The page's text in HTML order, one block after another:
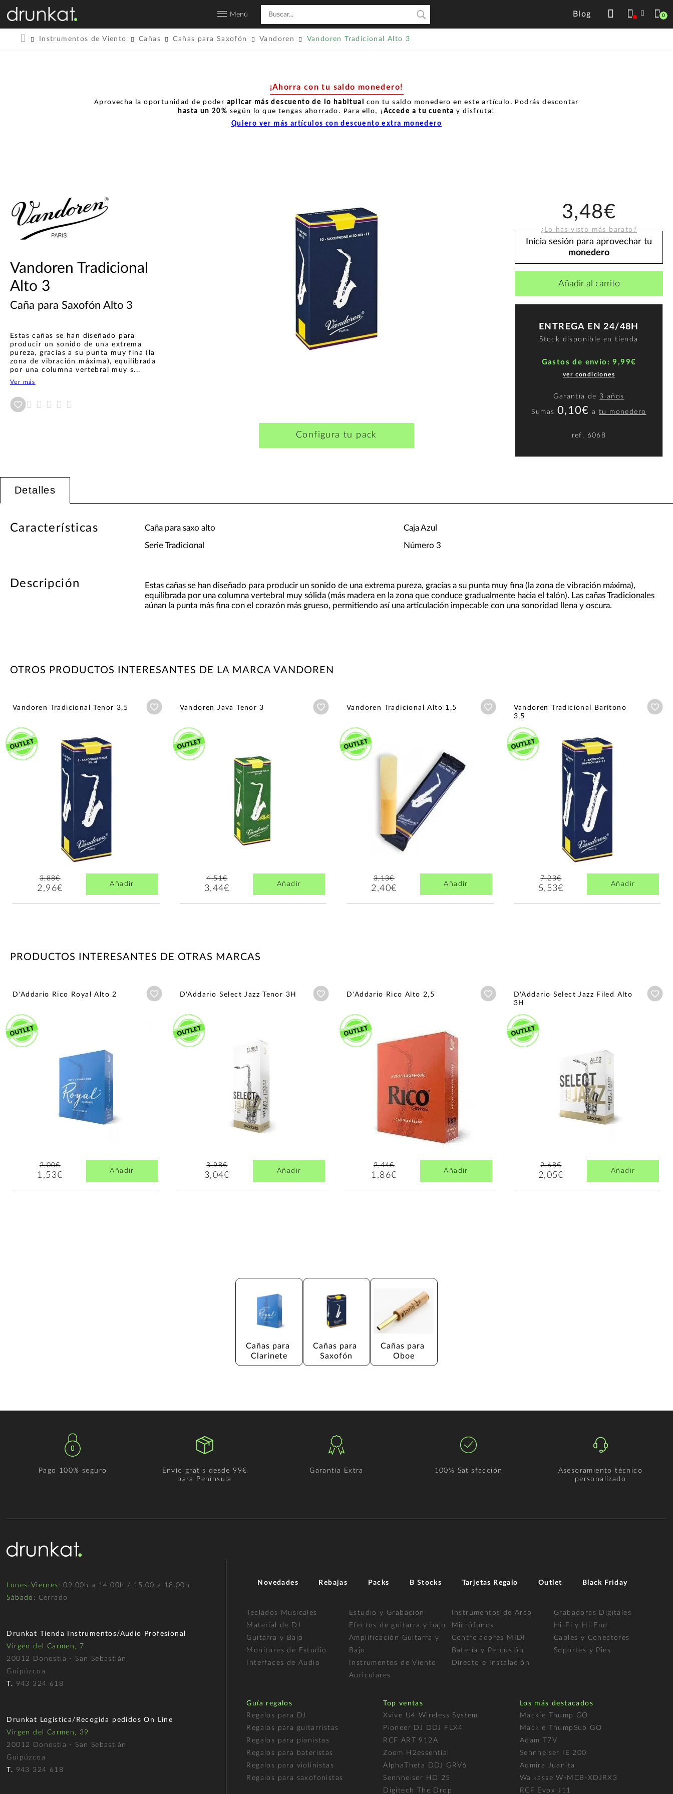
Menú Blog 0
Instrumentos de Viento Cañas Cañas para Saxofón Vandoren Vandoren Tradicional Alto 3
¡Ahorra con tu saldo monedero!
Aprovecha la oportunidad de poder aplicar más descuento de lo habitual con tu saldo monedero en este artículo. Podrás descontar
hasta un 20% según lo que tengas ahorrado. Para ello, ¡ Accede a tu cuenta y disfruta!
Quiero ver más artículos con descuento extra monedero
Vandoren Tradicional
Alto 3
Caña para Saxofón Alto 3
Estas cañas se han diseñado para
producir un sonido de una extrema
pureza, gracias a su punta muy fina (la
zona de vibración máxima), equilibrada
por una columna vertebral muy s...
Ver más
Configura tu pack
3,48€
¿Lo has visto más barato?
Inicia sesión para aprovechar tu
monedero
Añadir al carrito
ENTREGA EN 24/48H
Stock disponible en tienda
Gastos de envío: 9,99€
ver condiciones
Garantía de 3 años
Sumas 0,10€ atu monedero
ref. 6068
Detalles
Características Caña para saxo alto
Serie Tradicional
Caja Azul
Número 3
Descripción
Estas cañas se han diseñado para producir un sonido de una extrema pureza, gracias a su punta muy fina (la zona de vibración máxima),
equilibrada por una columna vertebral muy sólida (más madera en la zona que conduce gradualmente hacia el talón). Las cañas Tradicionales
aúnan la punta más fina con el corazón más grueso, permitiendo así una articulación impecable con una sonoridad llena y oscura.
OTROS PRODUCTOS INTERESANTES DE LA MARCA VANDOREN
Vandoren Tradicional Tenor 3,5 Añadir a wishlist
3,88€
2,96€ Añadir
Vandoren Java Tenor 3 Añadir a wishlist
4,51€
3,44€ Añadir
Vandoren Tradicional Alto 1,5 Añadir a wishlist
3,13€
2,40€ Añadir
Vandoren Tradicional Barítono
3,5
7,23€
5,53€ Añadir
PRODUCTOS INTERESANTES DE OTRAS MARCAS
D'Addario Rico Royal Alto 2 Añadir a wishlist
2,00€
1,53€ Añadir
D'Addario Select Jazz Tenor 3H Añadir a wishlist
3,98€
3,04€ Añadir
D'Addario Rico Alto 2,5 Añadir a wishlist
2,44€
1,86€ Añadir
D'Addario Select Jazz Filed Alto
3H
2,68€
2,05€ Añadir
Cañas para
Clarinete
Cañas para
Saxofón
Cañas para
Oboe
Pago 100% seguro
Envío gratis desde 99€
para Península
Garantía Extra 100% Satisfacción
Asesoramiento técnico
personalizado
Lunes-Viernes : 09.00h a 14.00h / 15.00 a 18.00h
Sábado : Cerrado
Drunkat Tienda Instrumentos/Audio Profesional
Virgen del Carmen, 7
20012 Donostia - San Sebastián
Guipúzcoa
T. 943 324 618
Drunkat Logística/Recogida pedidos On Line
Virgen del Carmen, 39
20012 Donostia - San Sebastián
Guipúzcoa
T. 943 324 618
Novedades Rebajas Packs B Stocks Tarjetas Regalo Outlet Black Friday
Teclados Musicales
Material de DJ
Guitarra y Bajo
Monitores de Estudio
Interfaces de Audio
Estudio y Grabación
Efectos de guitarra y bajo
Amplificación Guitarra y
Bajo
Instrumentos de Viento
Auriculares
Instrumentos de Arco
Micrófonos
Controladores MIDI
Batería y Percusión
Directo e Instalación
Grabadoras Digitales
Hi-Fi y Hi-End
Cables y Conectores
Soportes y Pies
Guía regalos
Regalos para DJ
Regalos para guitarristas
Regalos para pianistas
Regalos para bateristas
Regalos para violinistas
Regalos para saxofonistas
Top ventas
Xvive U4 Wireless System
Pioneer DJ DDJ FLX4
RCF ART 912A
Zoom H2essential
AlphaTheta DDJ GRV6
Sennheiser HD 25
Digitech The Drop
Los más destacados
Mackie Thump GO
Mackie ThumpSub GO
Adam T7V
Sennheiser IE 200
Admira Juanita
Walkasse W-MCB-XDJRX3
RCF Evox J11